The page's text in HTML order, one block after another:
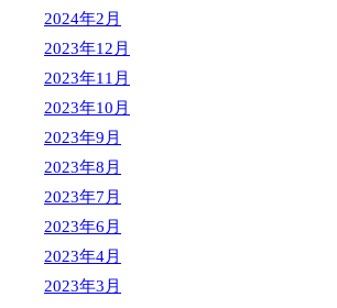
2024年2月
2023年12月
2023年11月
2023年10月
2023年9月
2023年8月
2023年7月
2023年6月
2023年4月
2023年3月